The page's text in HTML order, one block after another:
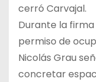
cerró Carvajal.
Durante la
permiso de
Nicolás Grau
concretar